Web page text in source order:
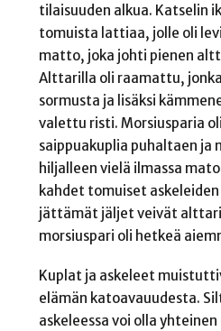
tilaisuuden alkua. Katselin
tomuista lattiaa, jolle oli
matto, joka johti pienen
Alttarilla oli raamattu,
sormusta ja lisäksi
valettu risti. Morsiusparia
saippuakuplia puhaltaen ja
hiljalleen vielä ilmassa
kahdet tomuiset
jättämät jäljet veivät
morsiuspari oli hetkeä
Kuplat ja askeleet
elämän katoavauudesta.
askeleessa voi olla